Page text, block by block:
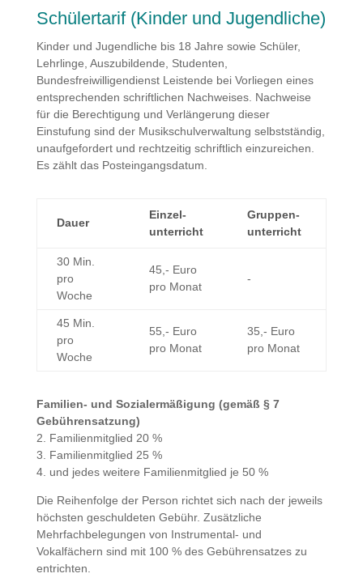
Schülertarif (Kinder und Jugendliche)
Kinder und Jugendliche bis 18 Jahre sowie Schüler,
Lehrlinge, Auszubildende, Studenten,
Bundesfreiwilligendienst Leistende bei Vorliegen eines
entsprechenden schriftlichen Nachweises. Nachweise
für die Berechtigung und Verlängerung dieser
Einstufung sind der Musikschulverwaltung selbstständig,
unaufgefordert und rechtzeitig schriftlich einzureichen.
Es zählt das Posteingangsdatum.
Dauer
Einzel­
unterricht
Gruppen­
unterricht
30 Min.
pro
Woche
45,- Euro
pro Monat
-
45 Min.
pro
Woche
55,- Euro
pro Monat
35,- Euro
pro Monat
Familien- und Sozialermäßigung (gemäß § 7
Gebührensatzung)
2. Familienmitglied 20 %
3. Familienmitglied 25 %
4. und jedes weitere Familienmitglied je 50 %
Die Reihenfolge der Person richtet sich nach der jeweils
höchsten geschuldeten Gebühr. Zusätzliche
Mehrfachbelegungen von Instrumental- und
Vokalfächern sind mit 100 % des Gebührensatzes zu
entrichten.